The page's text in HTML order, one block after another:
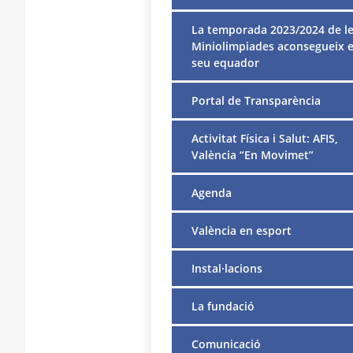
La temporada 2023/2024 de
Miniolimpiades aconsegueix
seu equador
Portal de Transparència
Activitat Física i Salut: AFIS,
València “En Movimet”
Agenda
València en esport
Instal·lacions
La fundació
Comunicació